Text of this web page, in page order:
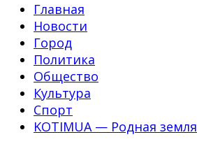
Главная
Новости
Город
Политика
Общество
Культура
Спорт
KOTIMUA — Родная земля